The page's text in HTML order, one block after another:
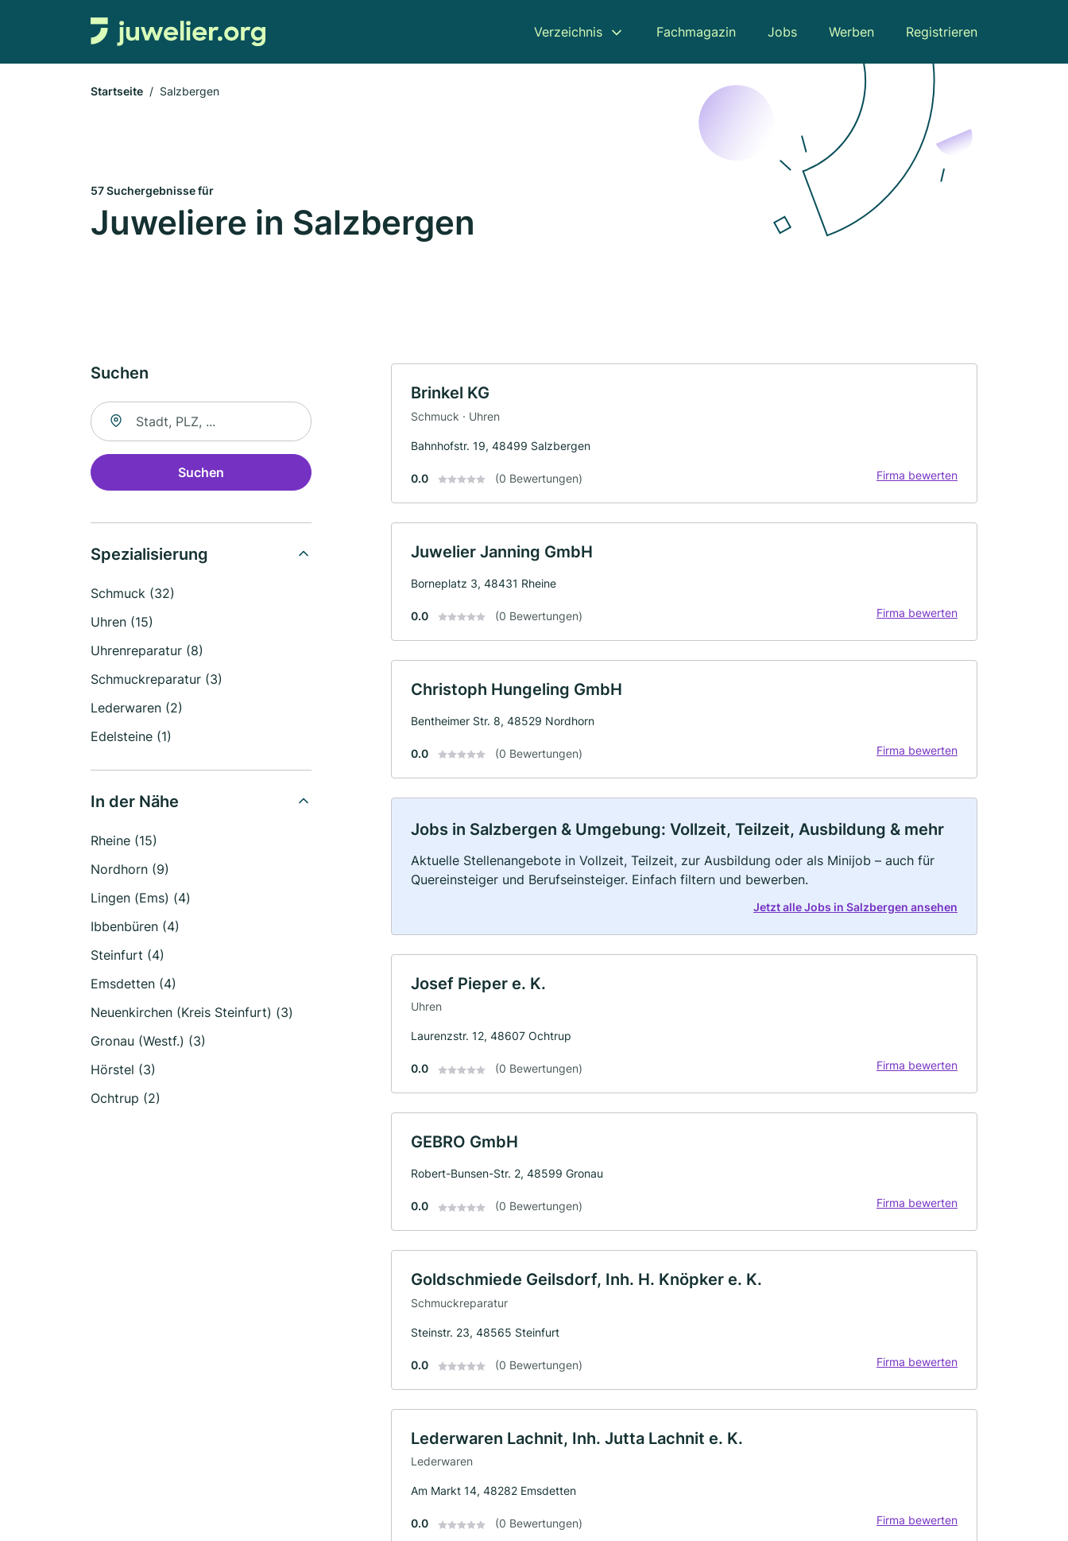
Verzeichnis Fachmagazin Jobs Werben Registrieren
Startseite Salzbergen
57 Suchergebnisse für
Juweliere in Salzbergen
Suchen
Suche nach Ort
Suchen
Spezialisierung
Schmuck (32)
Uhren (15)
Uhrenreparatur (8)
Schmuckreparatur (3)
Lederwaren (2)
Edelsteine (1)
In der Nähe
Rheine (15)
Nordhorn (9)
Lingen (Ems) (4)
Ibbenbüren (4)
Steinfurt (4)
Emsdetten (4)
Neuenkirchen (Kreis Steinfurt) (3)
Gronau (Westf.) (3)
Hörstel (3)
Ochtrup (2)
Brinkel KG
Schmuck · Uhren
Bahnhofstr. 19, 48499 Salzbergen
0.0 (0 Bewertungen) Firma bewerten
Juwelier Janning GmbH
Borneplatz 3, 48431 Rheine
0.0 (0 Bewertungen) Firma bewerten
Christoph Hungeling GmbH
Bentheimer Str. 8, 48529 Nordhorn
0.0 (0 Bewertungen) Firma bewerten
Jobs in Salzbergen & Umgebung: Vollzeit, Teilzeit, Ausbildung & mehr
Aktuelle Stellenangebote in Vollzeit, Teilzeit, zur Ausbildung oder als Minijob – auch für
Quereinsteiger und Berufseinsteiger. Einfach filtern und bewerben.
Jetzt alle Jobs in Salzbergen ansehen
Josef Pieper e. K.
Uhren
Laurenzstr. 12, 48607 Ochtrup
0.0 (0 Bewertungen) Firma bewerten
GEBRO GmbH
Robert-Bunsen-Str. 2, 48599 Gronau
0.0 (0 Bewertungen) Firma bewerten
Goldschmiede Geilsdorf, Inh. H. Knöpker e. K.
Schmuckreparatur
Steinstr. 23, 48565 Steinfurt
0.0 (0 Bewertungen) Firma bewerten
Lederwaren Lachnit, Inh. Jutta Lachnit e. K.
Lederwaren
Am Markt 14, 48282 Emsdetten
0.0 (0 Bewertungen) Firma bewerten